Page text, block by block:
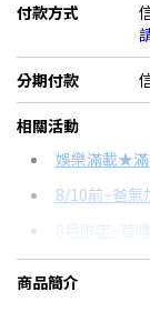
付款方式
分期付款
＊實際可分期數、
信用卡分期
分期數
相關活動
娛樂滿載★
8/10前~爸氣
8月限定~首
台灣大哥大
商品簡介